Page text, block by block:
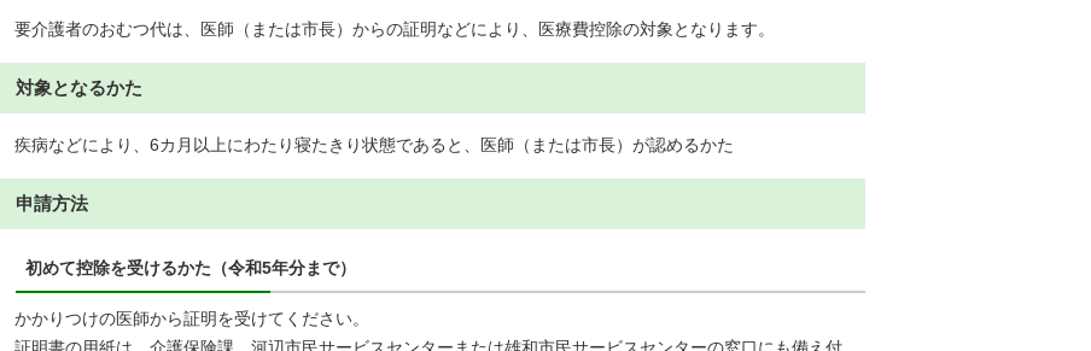
要介護者のおむつ代は、医師（または市長）からの証明などにより、医療費控除の対象となります。
対象となるかた
疾病などにより、6カ月以上にわたり寝たきり状態であると、医師（または市長）が認めるかた
申請方法
初めて控除を受けるかた（令和5年分まで）
かかりつけの医師から証明を受けてください。